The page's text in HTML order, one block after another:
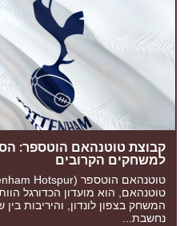
קבוצת טוטנהאם הוטספר:
למשחקים הקרובים
טוטנהאם, הוא מועדון הכדורגל
המשחק בצפון לונדון, והיריבות בין
נחשבת...